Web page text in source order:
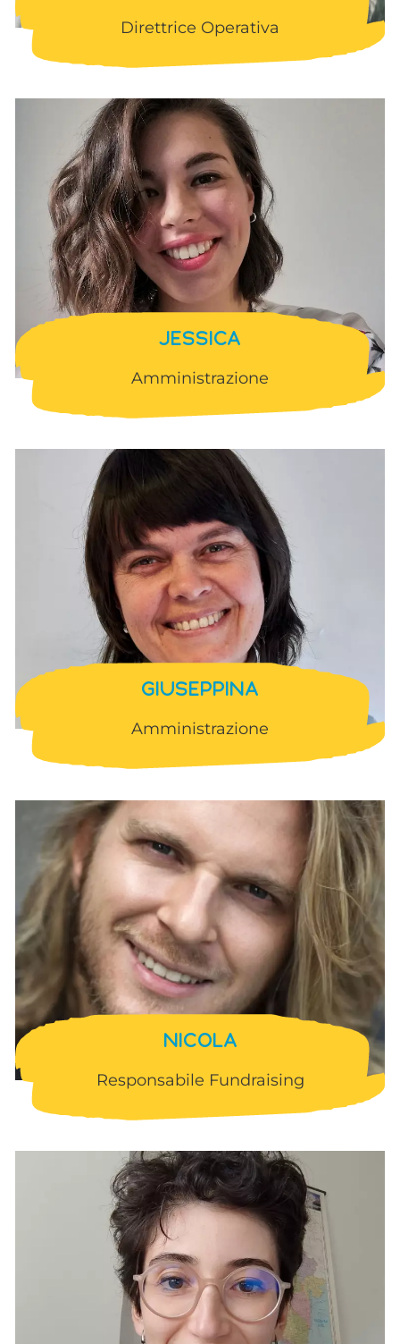
Direttrice Operativa
JESSICA
Amministrazione
GIUSEPPINA
Amministrazione
NICOLA
Responsabile Fundraising